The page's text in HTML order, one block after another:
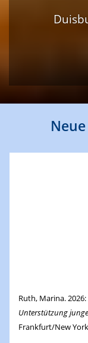
Ruth, Marina. 2026:
Unterstützung
Frankfurt/New